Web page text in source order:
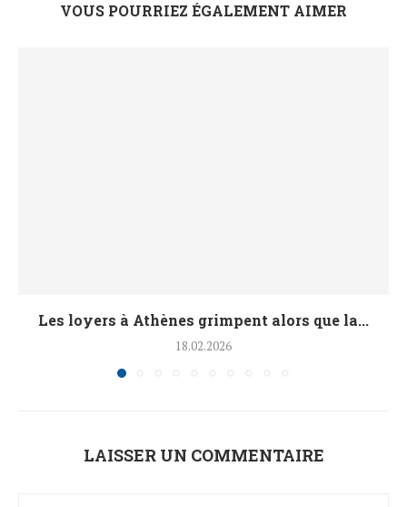
VOUS POURRIEZ ÉGALEMENT AIMER
Les loyers à Athènes grimpent alors que la...
18.02.2026
LAISSER UN COMMENTAIRE